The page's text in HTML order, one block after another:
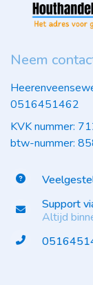
Neem
0516451462
KVK nummer:
btw-nummer:
Support
Altijd